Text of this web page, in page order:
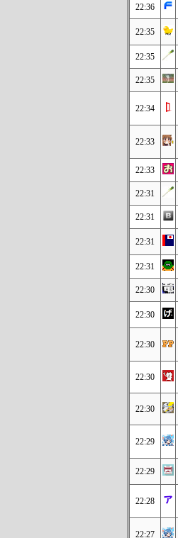
22:36
22:35
22:35
22:35
22:34
22:33
22:33
22:31
22:31
22:31
22:31
22:30
22:30
22:30
22:30
22:30
22:29
22:29
22:28
22:27